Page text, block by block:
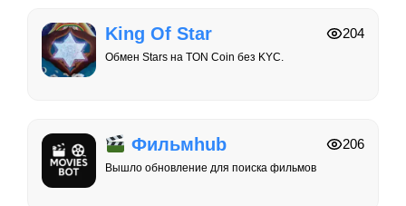
King Of Star
Обмен Stars на TON Coin без KYC.
204
Фильмhub
Вышло обновление для поиска фильмов
206